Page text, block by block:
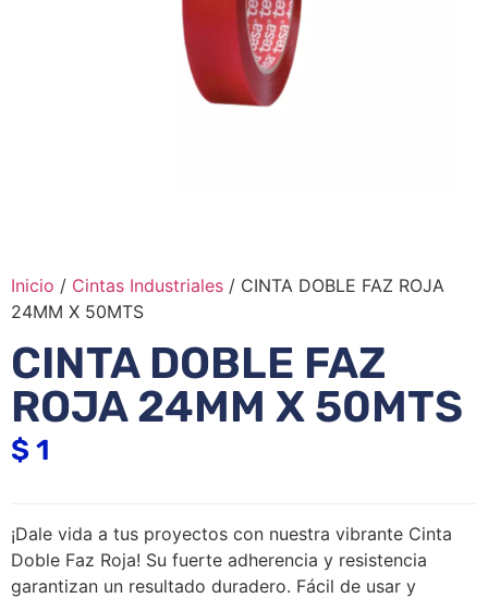
Inicio / Cintas Industriales / CINTA DOBLE FAZ ROJA
24MM X 50MTS
CINTA DOBLE FAZ
ROJA 24MM X 50MTS
$ 1
¡Dale vida a tus proyectos con nuestra vibrante Cinta
Doble Faz Roja! Su fuerte adherencia y resistencia
garantizan un resultado duradero. Fácil de usar y